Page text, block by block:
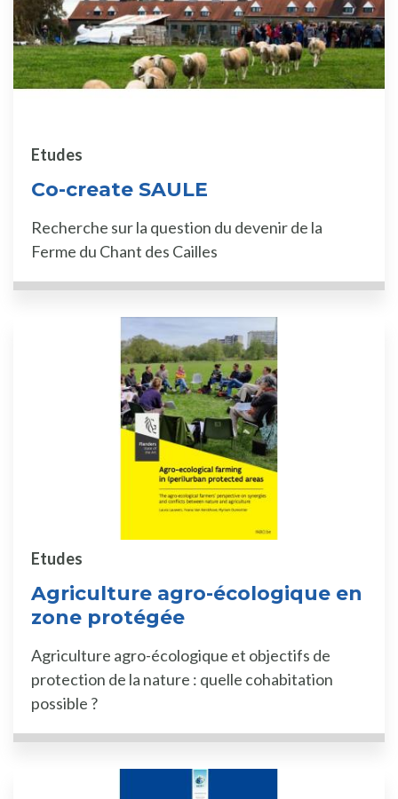
Co-create SAULE
Etudes
Recherche sur la question du devenir de la
Ferme du Chant des Cailles
Agriculture agro-écologique en
zone protégée
Etudes
Agriculture agro-écologique et objectifs de
protection de la nature : quelle cohabitation
possible ?